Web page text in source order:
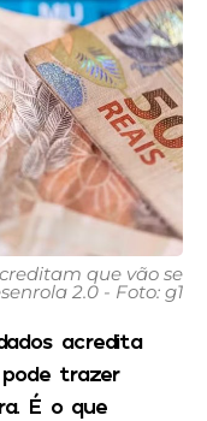
que vão se
2.0 - Foto: g1
acredita
trazer
É o que